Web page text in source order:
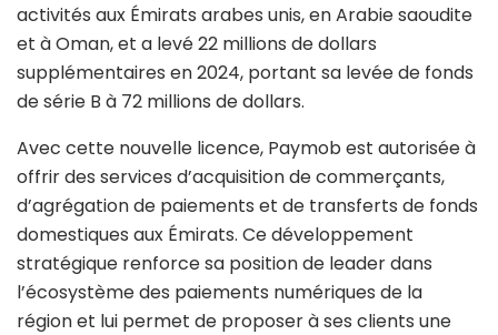
activités aux Émirats arabes unis, en Arabie saoudite
et à Oman, et a levé 22 millions de dollars
supplémentaires en 2024, portant sa levée de fonds
de série B à 72 millions de dollars.
Avec cette nouvelle licence, Paymob est autorisée à
offrir des services d’acquisition de commerçants,
d’agrégation de paiements et de transferts de fonds
domestiques aux Émirats. Ce développement
stratégique renforce sa position de leader dans
l’écosystème des paiements numériques de la
région et lui permet de proposer à ses clients une